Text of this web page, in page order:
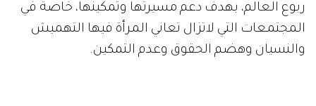
ربوع العالم، بهدف دعم مسيرتها وتمكينها، خاصة في
المجتمعات التي لاتزال تعاني المرأة فيها التهميش
والنسيان وهضم الحقوق وعدم التمكين.